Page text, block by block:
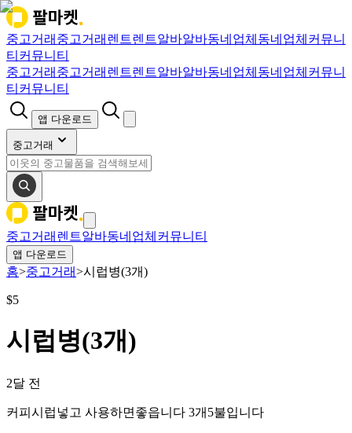
중고거래 중고거래 렌트렌트알바알바동네업체 동네업체 커뮤니
티 커뮤니티
중고거래 중고거래 렌트렌트알바알바동네업체 동네업체 커뮤니
티 커뮤니티
앱 다운로드
중고거래
중고거래 렌트알바동네업체 커뮤니티
앱 다운로드
홈>중고거래>시럽병(3개)
$5
시럽병(3개)
2달 전
커피시럽넣고 사용하면좋읍니다 3개5불입니다